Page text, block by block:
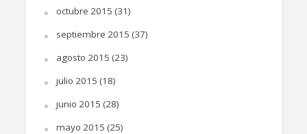
octubre 2015 (31)
septiembre 2015 (37)
agosto 2015 (23)
julio 2015 (18)
junio 2015 (28)
mayo 2015 (25)